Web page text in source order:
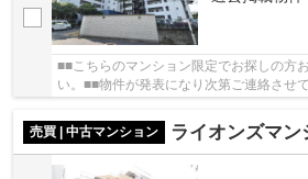
■■こちらのマンション限定でお探しの方
い。■■物件が発表になり次第ご連絡させて
売買 | 中古マンション ライオンズマン